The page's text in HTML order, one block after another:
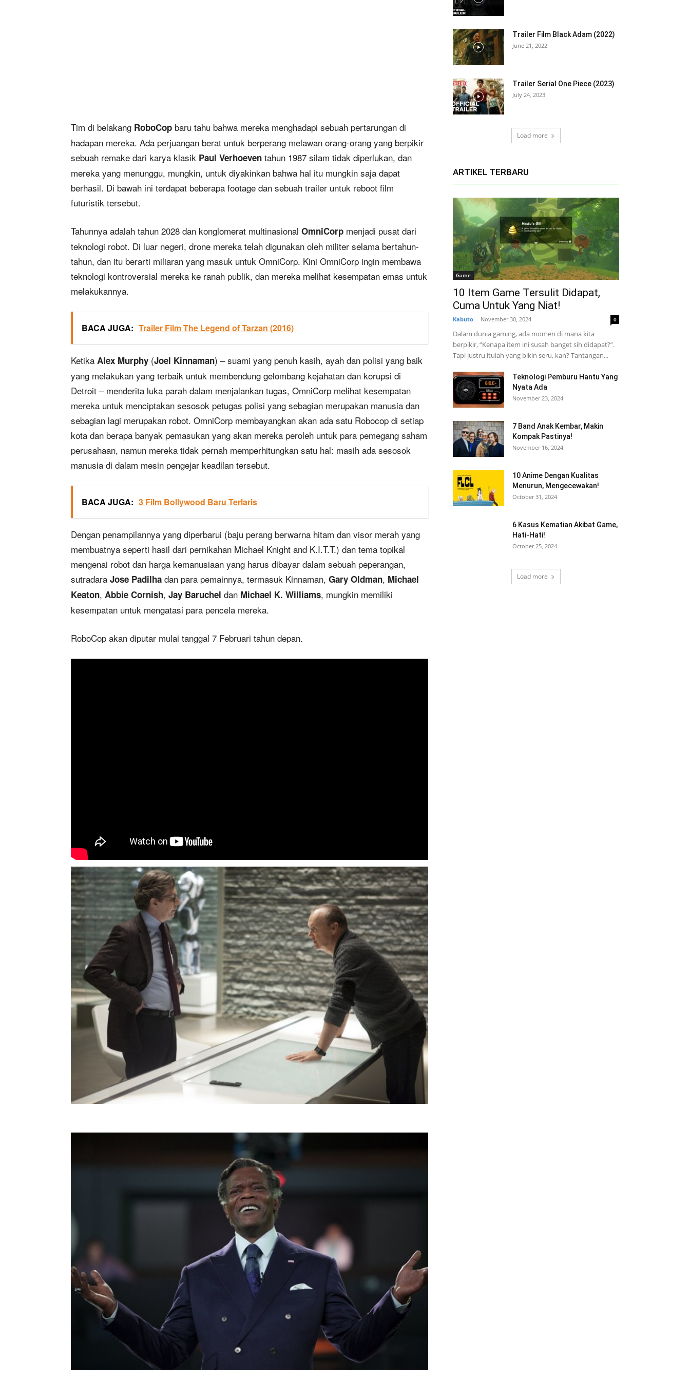
Tim di belakang RoboCop baru tahu bahwa mereka menghadapi sebuah pertarungan di
hadapan mereka. Ada perjuangan berat untuk berperang melawan orang-orang yang berpikir
sebuah remake dari karya klasik Paul Verhoeven tahun 1987 silam tidak diperlukan, dan
mereka yang menunggu, mungkin, untuk diyakinkan bahwa hal itu mungkin saja dapat
berhasil. Di bawah ini terdapat beberapa footage dan sebuah trailer untuk reboot film
futuristik tersebut.
Tahunnya adalah tahun 2028 dan konglomerat multinasional OmniCorp menjadi pusat dari
teknologi robot. Di luar negeri, drone mereka telah digunakan oleh militer selama bertahun-
tahun, dan itu berarti miliaran yang masuk untuk OmniCorp. Kini OmniCorp ingin membawa
teknologi kontroversial mereka ke ranah publik, dan mereka melihat kesempatan emas untuk
melakukannya.
BACA JUGA: Trailer Film The Legend of Tarzan (2016)
Ketika Alex Murphy (Joel Kinnaman) – suami yang penuh kasih, ayah dan polisi yang baik
yang melakukan yang terbaik untuk membendung gelombang kejahatan dan korupsi di
Detroit – menderita luka parah dalam menjalankan tugas, OmniCorp melihat kesempatan
mereka untuk menciptakan sesosok petugas polisi yang sebagian merupakan manusia dan
sebagian lagi merupakan robot. OmniCorp membayangkan akan ada satu Robocop di setiap
kota dan berapa banyak pemasukan yang akan mereka peroleh untuk para pemegang saham
perusahaan, namun mereka tidak pernah memperhitungkan satu hal: masih ada sesosok
manusia di dalam mesin pengejar keadilan tersebut.
BACA JUGA: 3 Film Bollywood Baru Terlaris
Dengan penampilannya yang diperbarui (baju perang berwarna hitam dan visor merah yang
membuatnya seperti hasil dari pernikahan Michael Knight and K.I.T.T.) dan tema topikal
mengenai robot dan harga kemanusiaan yang harus dibayar dalam sebuah peperangan,
sutradara Jose Padilha dan para pemainnya, termasuk Kinnaman, Gary Oldman, Michael
Keaton, Abbie Cornish, Jay Baruchel dan Michael K. Williams, mungkin memiliki
kesempatan untuk mengatasi para pencela mereka.
RoboCop akan diputar mulai tanggal 7 Februari tahun depan.
Trailer Film Black Adam (2022)
June 21, 2022
Trailer Serial One Piece (2023)
July 24, 2023
Load more
ARTIKEL TERBARU
Game
10 Item Game Tersulit Didapat,
Cuma Untuk Yang Niat!
Kabuto - November 30, 2024 0
Dalam dunia gaming, ada momen di mana kita
berpikir, “Kenapa item ini susah banget sih didapat?”.
Tapi justru itulah yang bikin seru, kan? Tantangan...
Teknologi Pemburu Hantu Yang
Nyata Ada
November 23, 2024
7 Band Anak Kembar, Makin
Kompak Pastinya!
November 16, 2024
10 Anime Dengan Kualitas
Menurun, Mengecewakan!
October 31, 2024
6 Kasus Kematian Akibat Game,
Hati-Hati!
October 25, 2024
Load more